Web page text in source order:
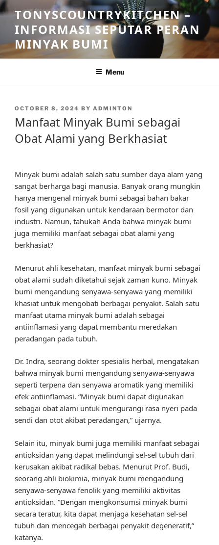
Skip
to
content
TONYSCOUNTRYKITCHEN –
INFORMASI SEPUTAR PERAN
MINYAK BUMI
Menu
POSTED
OCTOBER 8, 2024 BY ADMINTON
Manfaat Minyak Bumi sebagai
Obat Alami yang Berkhasiat
Minyak bumi adalah salah satu sumber daya alam yang
sangat berharga bagi manusia. Banyak orang mungkin
hanya mengenal minyak bumi sebagai bahan bakar
fosil yang digunakan untuk kendaraan bermotor dan
industri. Namun, tahukah Anda bahwa minyak bumi
juga memiliki manfaat sebagai obat alami yang
berkhasiat?
Menurut ahli kesehatan, manfaat minyak bumi sebagai
obat alami sudah diketahui sejak zaman kuno. Minyak
bumi mengandung senyawa-senyawa yang memiliki
khasiat untuk mengobati berbagai penyakit. Salah satu
manfaat utama minyak bumi adalah sebagai
antiinflamasi yang dapat membantu meredakan
peradangan pada tubuh.
Dr. Indra, seorang dokter spesialis herbal, mengatakan
bahwa minyak bumi mengandung senyawa-senyawa
seperti terpena dan senyawa aromatik yang memiliki
efek antiinflamasi. “Minyak bumi dapat digunakan
sebagai obat alami untuk mengurangi rasa nyeri pada
sendi dan otot akibat peradangan,” ujarnya.
Selain itu, minyak bumi juga memiliki manfaat sebagai
antioksidan yang dapat melindungi sel-sel tubuh dari
kerusakan akibat radikal bebas. Menurut Prof. Budi,
seorang ahli biokimia, minyak bumi mengandung
senyawa-senyawa fenolik yang memiliki aktivitas
antioksidan. “Dengan mengkonsumsi minyak bumi
secara teratur, kita dapat menjaga kesehatan sel-sel
tubuh dan mencegah berbagai penyakit degeneratif,”
katanya.